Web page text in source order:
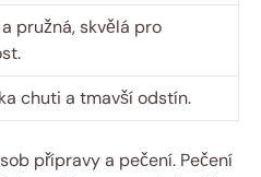
pružná, skvělá pro
chuti a tmavší odstín.
přípravy a pečení. Pečení